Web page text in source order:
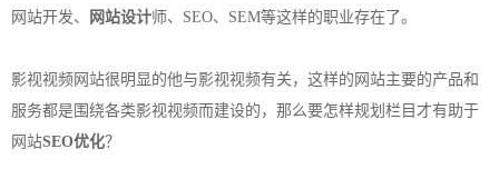
网站开发、
网站设计师、SEO、SEM等这样的职业存在了。
影视视频网站很明显的他与影视视频有关，这样的网站主要的产品和
服务都是围绕各类影视视频而建设的，那么要怎样规划栏目才有助于
网站SEO优化？